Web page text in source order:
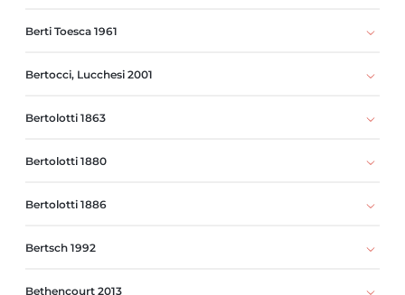
Berti Toesca 1961
Bertocci, Lucchesi 2001
Bertolotti 1863
Bertolotti 1880
Bertolotti 1886
Bertsch 1992
Bethencourt 2013